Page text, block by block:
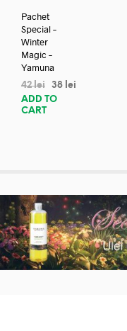
Pachet
Special –
Winter
Magic –
Yamuna
42lei 38 lei
ADD TO
CART